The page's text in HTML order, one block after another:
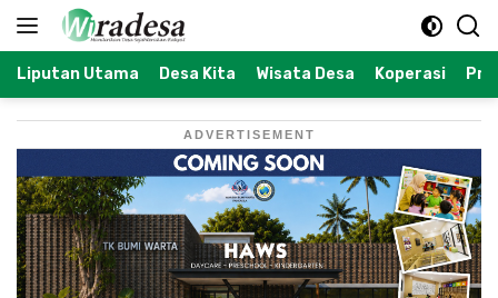
Langsung
Liputan Utama Desa Kita Wisata Desa Koperasi
ADVERTISEMENT